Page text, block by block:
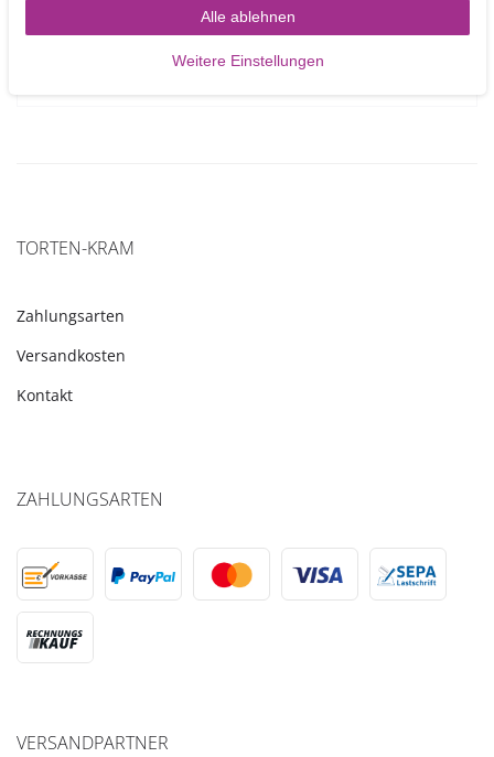
3,50 €
In den Warenkorb
TORTEN-KRAM
Zahlungsarten
Versandkosten
Kontakt
ZAHLUNGSARTEN
VERSANDPARTNER
Alle ablehnen
Weitere Einstellungen